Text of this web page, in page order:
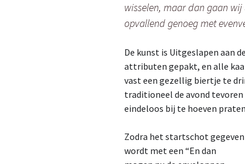
wisselen, maar dan gaan wij
opvallend genoeg met
De kunst is Uitgeslapen aan
attributen gepakt, en alle
vast een gezellig biertje te
traditioneel de avond
eindeloos bij te hoeven
Zodra het startschot gegeven
wordt met een “En dan